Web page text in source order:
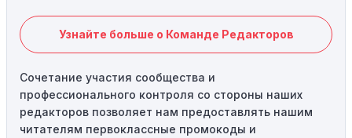
Узнайте больше о Команде Редакторов
Сочетание участия сообщества и
профессионального контроля со стороны наших
редакторов позволяет нам предоставлять нашим
читателям первоклассные промокоды и